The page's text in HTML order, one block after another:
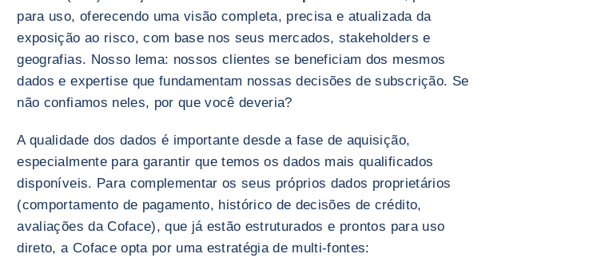
para uso, oferecendo uma visão completa, precisa e atualizada da
exposição ao risco, com base nos seus mercados, stakeholders e
geografias. Nosso lema: nossos clientes se beneficiam dos mesmos
dados e expertise que fundamentam nossas decisões de subscrição. Se
não confiamos neles, por que você deveria?
A qualidade dos dados é importante desde a fase de aquisição,
especialmente para garantir que temos os dados mais qualificados
disponíveis. Para complementar os seus próprios dados proprietários
(comportamento de pagamento, histórico de decisões de crédito,
avaliações da Coface), que já estão estruturados e prontos para uso
direto, a Coface opta por uma estratégia de multi-fontes: